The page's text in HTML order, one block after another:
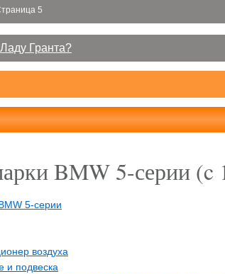
5
Гранта?
BMW 5-серии (c
5-серии
воздуха
и подвеска